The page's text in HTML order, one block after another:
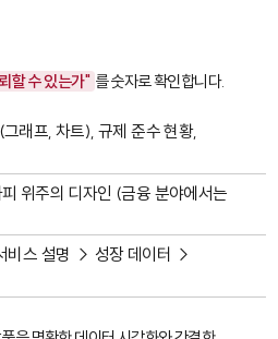
할 수 있는가" 를 숫자로 확인합니다.
래프, 차트), 규제 준수 현황,
위주의 디자인 (금융 분야에서는
비스 설명 → 성장 데이터 →